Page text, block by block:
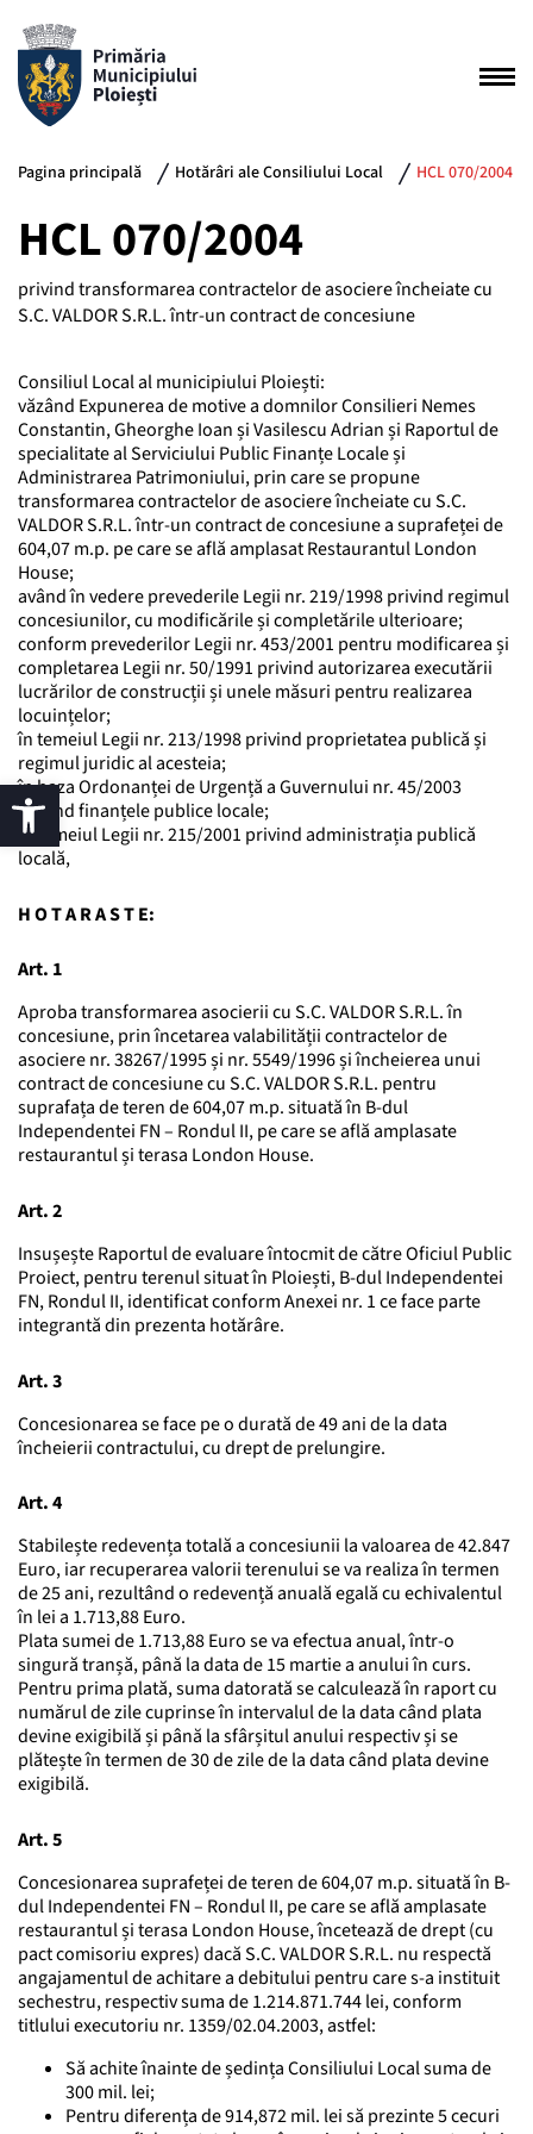
Pagina principală Hotărâri ale Consiliului Local HCL 070/2004
HCL 070/2004
privind transformarea contractelor de asociere încheiate cu
S.C. VALDOR S.R.L. într-un contract de concesiune
Consiliul Local al municipiului Ploiești:
văzând Expunerea de motive a domnilor Consilieri Nemes
Constantin, Gheorghe Ioan și Vasilescu Adrian și Raportul de
specialitate al Serviciului Public Finanțe Locale și
Administrarea Patrimoniului, prin care se propune
transformarea contractelor de asociere încheiate cu S.C.
VALDOR S.R.L. într-un contract de concesiune a suprafeței de
604,07 m.p. pe care se află amplasat Restaurantul London
House;
având în vedere prevederile Legii nr. 219/1998 privind regimul
concesiunilor, cu modificările și completările ulterioare;
conform prevederilor Legii nr. 453/2001 pentru modificarea și
completarea Legii nr. 50/1991 privind autorizarea executării
lucrărilor de construcții și unele măsuri pentru realizarea
locuințelor;
în temeiul Legii nr. 213/1998 privind proprietatea publică și
regimul juridic al acesteia;
în baza Ordonanței de Urgență a Guvernului nr. 45/2003
privind finanțele publice locale;
în temeiul Legii nr. 215/2001 privind administrația publică
locală,
H O T A R A S T E:
Art. 1
Aproba transformarea asocierii cu S.C. VALDOR S.R.L. în
concesiune, prin încetarea valabilității contractelor de
asociere nr. 38267/1995 și nr. 5549/1996 și încheierea unui
contract de concesiune cu S.C. VALDOR S.R.L. pentru
suprafața de teren de 604,07 m.p. situată în B-dul
Independentei FN – Rondul II, pe care se află amplasate
restaurantul și terasa London House.
Art. 2
Insușește Raportul de evaluare întocmit de către Oficiul Public
Proiect, pentru terenul situat în Ploiești, B-dul Independentei
FN, Rondul II, identificat conform Anexei nr. 1 ce face parte
integrantă din prezenta hotărâre.
Art. 3
Concesionarea se face pe o durată de 49 ani de la data
încheierii contractului, cu drept de prelungire.
Art. 4
Stabilește redevența totală a concesiunii la valoarea de 42.847
Euro, iar recuperarea valorii terenului se va realiza în termen
de 25 ani, rezultând o redevență anuală egală cu echivalentul
în lei a 1.713,88 Euro.
Plata sumei de 1.713,88 Euro se va efectua anual, într-o
singură tranșă, până la data de 15 martie a anului în curs.
Pentru prima plată, suma datorată se calculează în raport cu
numărul de zile cuprinse în intervalul de la data când plata
devine exigibilă și până la sfârșitul anului respectiv și se
plătește în termen de 30 de zile de la data când plata devine
exigibilă.
Art. 5
Concesionarea suprafeței de teren de 604,07 m.p. situată în B-
dul Independentei FN – Rondul II, pe care se află amplasate
restaurantul și terasa London House, încetează de drept (cu
pact comisoriu expres) dacă S.C. VALDOR S.R.L. nu respectă
angajamentul de achitare a debitului pentru care s-a instituit
sechestru, respectiv suma de 1.214.871.744 lei, conform
titlului executoriu nr. 1359/02.04.2003, astfel:
Să achite înainte de ședința Consiliului Local suma de
300 mil. lei;
Pentru diferența de 914,872 mil. lei să prezinte 5 cecuri